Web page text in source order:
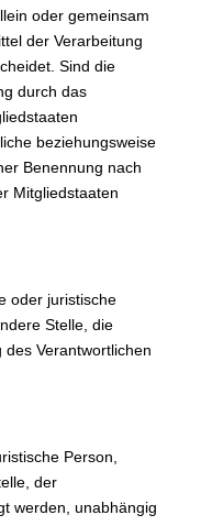
oder gemeinsam
der Verarbeitung
Sind die
durch das
beziehungsweise
Benennung nach
Mitgliedstaaten
oder juristische
Stelle, die
Verantwortlichen
Person,
der
werden, unabhängig